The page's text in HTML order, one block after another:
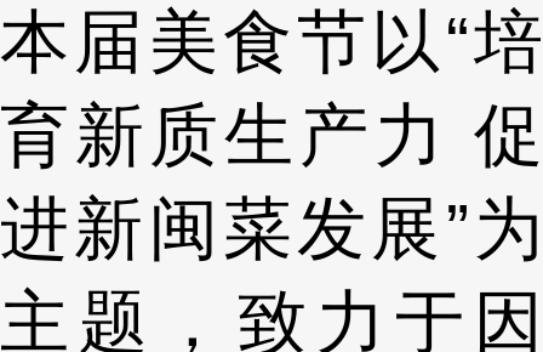
本届美食节以“培
育新质生产力 促
进新闽菜发展”为
主题，致力于因